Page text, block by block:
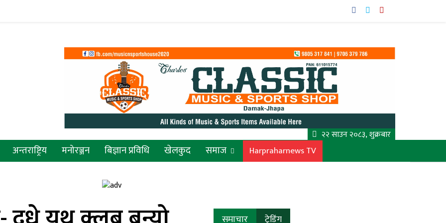
२२ साउन २०८३, शुक्रबार
अन्तराष्ट्रिय मनोरञ्जन बिज्ञान प्रविधि खेलकुद समाज Harpraharnews TV
समाचार ट्रेडिंग